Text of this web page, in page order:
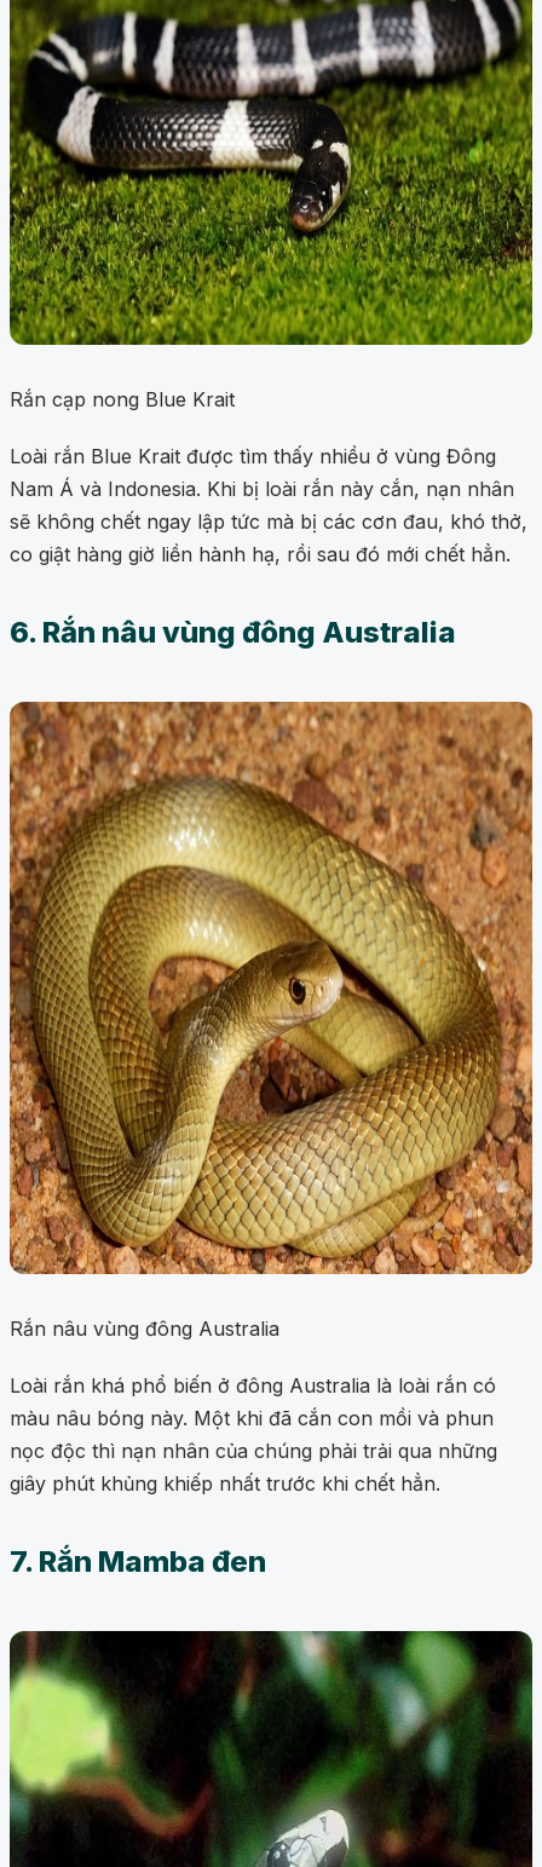
Rắn cạp nong Blue Krait
Loài rắn Blue Krait được tìm thấy nhiều ở vùng Đông
Nam Á và Indonesia. Khi bị loài rắn này cắn, nạn nhân
sẽ không chết ngay lập tức mà bị các cơn đau, khó thở,
co giật hàng giờ liền hành hạ, rồi sau đó mới chết hẳn.
6. Rắn nâu vùng đông Australia
Rắn nâu vùng đông Australia
Loài rắn khá phổ biến ở đông Australia là loài rắn có
màu nâu bóng này. Một khi đã cắn con mồi và phun
nọc độc thì nạn nhân của chúng phải trải qua những
giây phút khủng khiếp nhất trước khi chết hẳn.
7. Rắn Mamba đen